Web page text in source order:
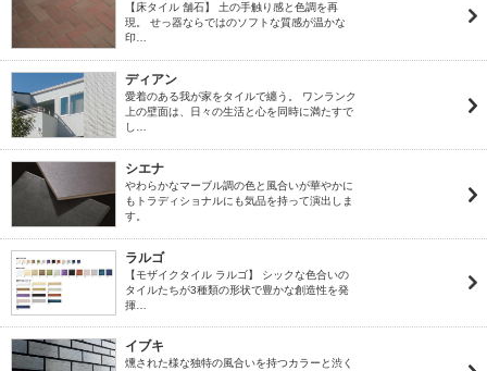
【床タイル 舗石】 土の手触り感と色調を再
現。 せっ器ならではのソフトな質感が温かな
印…
ディアン
愛着のある我が家をタイルで纏う。 ワンランク
上の壁面は、日々の生活と心を同時に満たすで
し…
シエナ
やわらかなマーブル調の色と風合いが華やかに
もトラディショナルにも気品を持って演出しま
す。
ラルゴ
【モザイクタイル ラルゴ】 シックな色合いの
タイルたちが3種類の形状で豊かな創造性を発
揮…
イブキ
燻された様な独特の風合いを持つカラーと渋く